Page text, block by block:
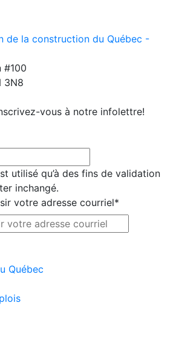
#100
3N8
vous à notre infolettre!
utilisé qu’à des fins de validation
inchangé.
votre adresse courriel*